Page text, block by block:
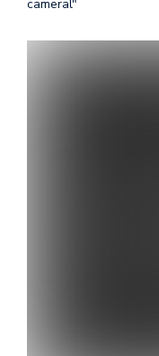
cameral"